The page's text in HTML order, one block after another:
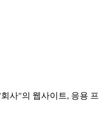
사"의 웹사이트, 응용 프